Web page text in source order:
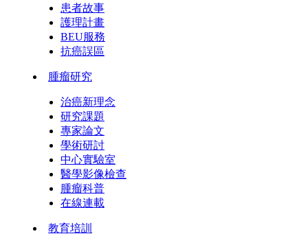
患者故事
護理計畫
BEU服務
抗癌誤區
腫瘤研究
治癌新理念
研究課題
專家論文
學術研討
中心實驗室
醫學影像檢查
腫瘤科普
在線連載
教育培訓